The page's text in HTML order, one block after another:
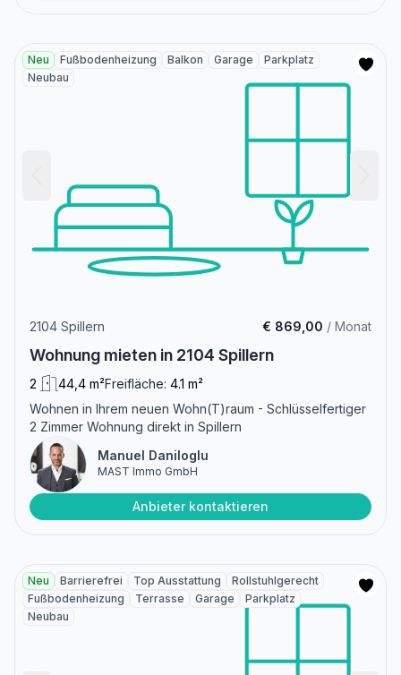
Neu Fußbodenheizung Balkon Garage
Parkplatz
Neubau
2104 Spillern € 869,00 / Monat
Wohnung mieten in 2104 Spillern
2 44,4 m²Freifläche: 4.1 m²
Wohnen in Ihrem neuen Wohn(T)raum - Schlüsselfertiger
2 Zimmer Wohnung direkt in Spillern
Manuel Daniloglu
MAST Immo GmbH
Anbieter kontaktieren
Neu Barrierefrei Top Ausstattung
Rollstuhlgerecht
Fußbodenheizung
Terrasse Garage
Parkplatz
Neubau